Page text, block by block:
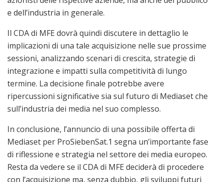
e dell’industria in generale.
Il CDA di MFE dovrà quindi discutere in dettaglio le
implicazioni di una tale acquisizione nelle sue prossime
sessioni, analizzando scenari di crescita, strategie di
integrazione e impatti sulla competitività di lungo
termine. La decisione finale potrebbe avere
ripercussioni significative sia sul futuro di Mediaset che
sull’industria dei media nel suo complesso.
In conclusione, l’annuncio di una possibile offerta di
Mediaset per ProSiebenSat.1 segna un’importante fase
di riflessione e strategia nel settore dei media europeo.
Resta da vedere se il CDA di MFE deciderà di procedere
con l’acquisizione ma, senza dubbio, gli sviluppi futuri